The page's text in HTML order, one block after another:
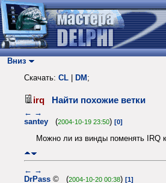
Вниз
Скачать: CL DM ;
irq Найти похожие ветки
← →
santey (2004-10-19 23:50) [0]
Можно ли из винды поменять IRQ
← →
DrPass © (2004-10-20 00:38) [1]